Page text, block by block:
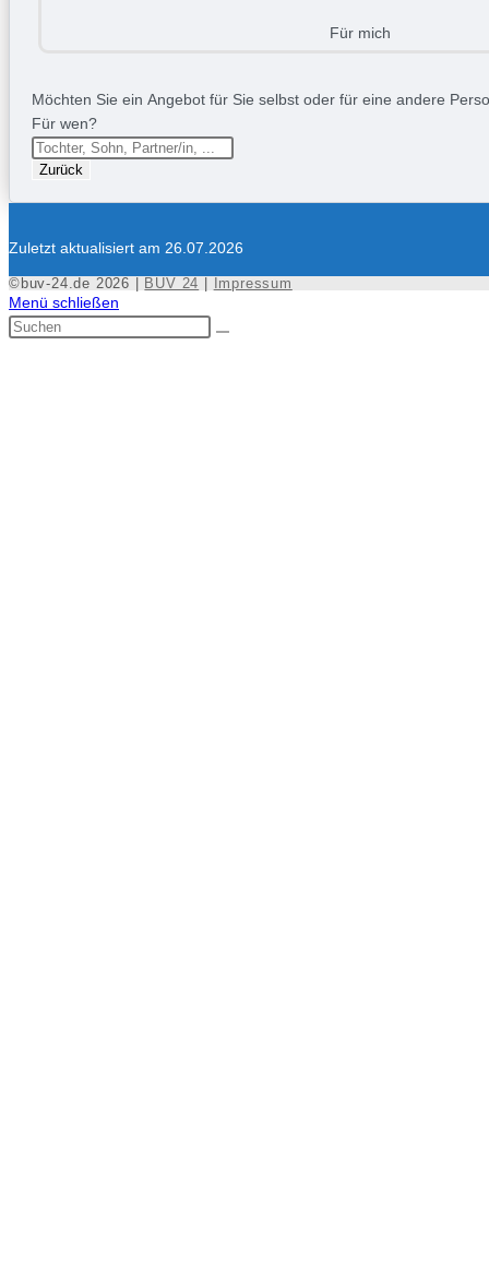
Für mich
Möchten Sie ein Angebot für Sie selbst oder für eine andere
Für wen?
Zurück
Zuletzt aktualisiert am 26.07.2026
©buv-24.de 2026 | BUV 24 Impressum
Menü schließen